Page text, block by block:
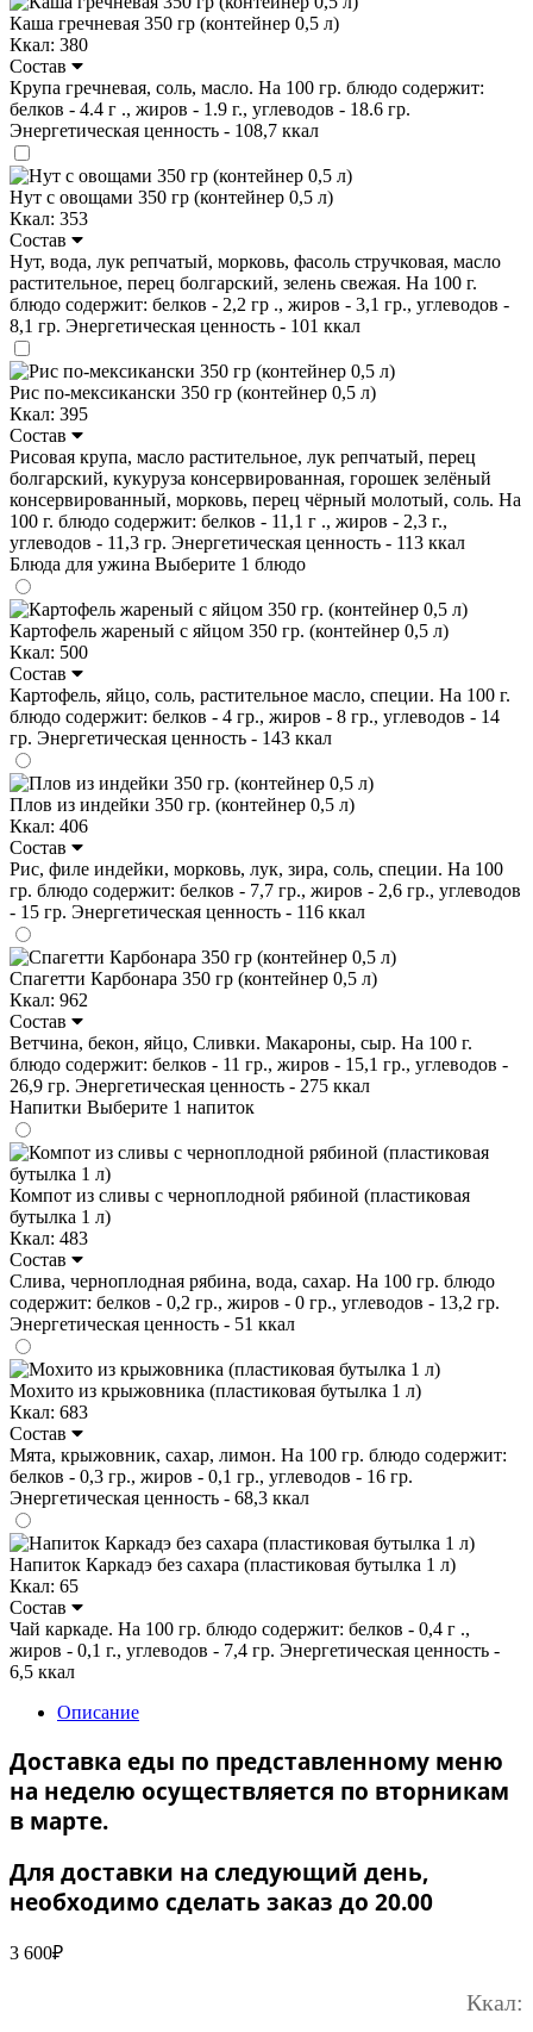
Каша гречневая 350 гр (контейнер 0,5 л)
Ккал: 380
Состав
Крупа гречневая, соль, масло. На 100 гр. блюдо содержит:
белков - 4.4 г ., жиров - 1.9 г., углеводов - 18.6 гр.
Энергетическая ценность - 108,7 ккал
Нут с овощами 350 гр (контейнер 0,5 л)
Ккал: 353
Состав
Нут, вода, лук репчатый, морковь, фасоль стручковая, масло
растительное, перец болгарский, зелень свежая. На 100 г.
блюдо содержит: белков - 2,2 гр ., жиров - 3,1 гр., углеводов -
8,1 гр. Энергетическая ценность - 101 ккал
Рис по-мексикански 350 гр (контейнер 0,5 л)
Ккал: 395
Состав
Рисовая крупа, масло растительное, лук репчатый, перец
болгарский, кукуруза консервированная, горошек зелёный
консервированный, морковь, перец чёрный молотый, соль. На
100 г. блюдо содержит: белков - 11,1 г ., жиров - 2,3 г.,
углеводов - 11,3 гр. Энергетическая ценность - 113 ккал
Блюда для ужина Выберите 1 блюдо
Картофель жареный с яйцом 350 гр. (контейнер 0,5 л)
Ккал: 500
Состав
Картофель, яйцо, соль, растительное масло, специи. На 100 г.
блюдо содержит: белков - 4 гр., жиров - 8 гр., углеводов - 14
гр. Энергетическая ценность - 143 ккал
Плов из индейки 350 гр. (контейнер 0,5 л)
Ккал: 406
Состав
Рис, филе индейки, морковь, лук, зира, соль, специи. На 100
гр. блюдо содержит: белков - 7,7 гр., жиров - 2,6 гр., углеводов
- 15 гр. Энергетическая ценность - 116 ккал
Спагетти Карбонара 350 гр (контейнер 0,5 л)
Ккал: 962
Состав
Ветчина, бекон, яйцо, Сливки. Макароны, сыр. На 100 г.
блюдо содержит: белков - 11 гр., жиров - 15,1 гр., углеводов -
26,9 гр. Энергетическая ценность - 275 ккал
Напитки Выберите 1 напиток
Компот из сливы с черноплодной рябиной (пластиковая
бутылка 1 л)
Ккал: 483
Состав
Слива, черноплодная рябина, вода, сахар. На 100 гр. блюдо
содержит: белков - 0,2 гр., жиров - 0 гр., углеводов - 13,2 гр.
Энергетическая ценность - 51 ккал
Мохито из крыжовника (пластиковая бутылка 1 л)
Ккал: 683
Состав
Мята, крыжовник, сахар, лимон. На 100 гр. блюдо содержит:
белков - 0,3 гр., жиров - 0,1 гр., углеводов - 16 гр.
Энергетическая ценность - 68,3 ккал
Напиток Каркадэ без сахара (пластиковая бутылка 1 л)
Ккал: 65
Состав
Чай каркаде. На 100 гр. блюдо содержит: белков - 0,4 г .,
жиров - 0,1 г., углеводов - 7,4 гр. Энергетическая ценность -
6,5 ккал
Описание
Доставка еды по представленному меню
на неделю осуществляется по вторникам
в марте.
Для доставки на следующий день,
необходимо сделать заказ до 20.00
3 600₽
Ккал: